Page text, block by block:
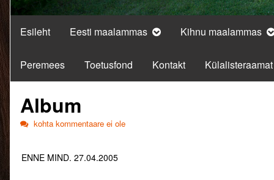
Esileht Eesti maalammas Kihnu maalammas
Peremees Toetusfond Kontakt Külalisteraamat
Album
Album
kohta kommentaare ei ole
ENNE MIND. 27.04.2005